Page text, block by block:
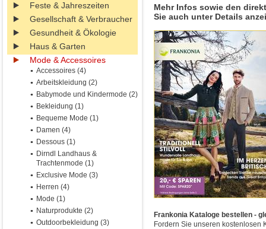
Feste & Jahreszeiten
Gesellschaft & Verbraucher
Gesundheit & Ökologie
Haus & Garten
Mode & Accessoires
Accessoires (4)
Arbeitskleidung (2)
Babymode und Kindermode (2)
Bekleidung (1)
Bequeme Mode (1)
Damen (4)
Dessous (1)
Dirndl Landhaus &
Trachtenmode (1)
Exclusive Mode (3)
Herren (4)
Mode (1)
Naturprodukte (2)
Outdoorbekleidung (3)
Mehr Infos sowie den
Sie auch unter Details
Frankonia Kataloge bestellen -
Fordern Sie unseren kostenlosen